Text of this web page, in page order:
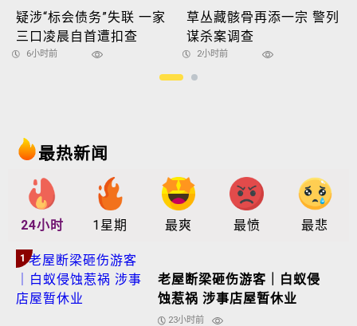
疑涉“标会债务”失联 一家
三口凌晨自首遭扣查
6小时前
草丛藏骸骨再添一宗 警列
谋杀案调查
2小时前
最热新闻
24小时 1星期 最爽 最愤 最悲
1
老屋断梁砸伤游客｜白蚁侵
蚀惹祸 涉事店屋暂休业
23小时前